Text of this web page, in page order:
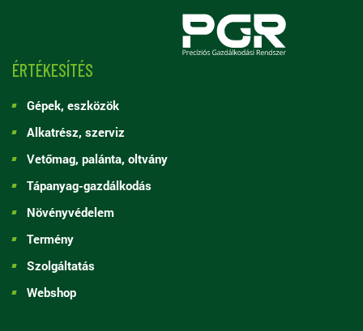
ÉRTÉKESÍTÉS
Gépek, eszközök
Alkatrész, szerviz
Vetőmag, palánta, oltvány
Tápanyag-gazdálkodás
Növényvédelem
Termény
Szolgáltatás
Webshop